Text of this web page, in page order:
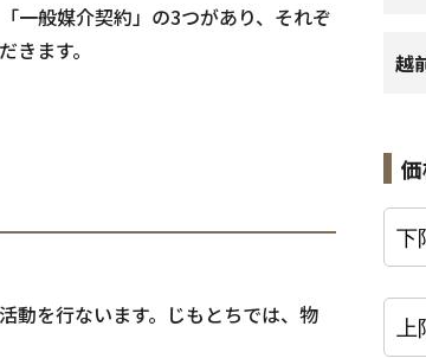
一般媒介契約」の3つがあり、それぞ
ます。
動を行ないます。じもとちでは、物
越